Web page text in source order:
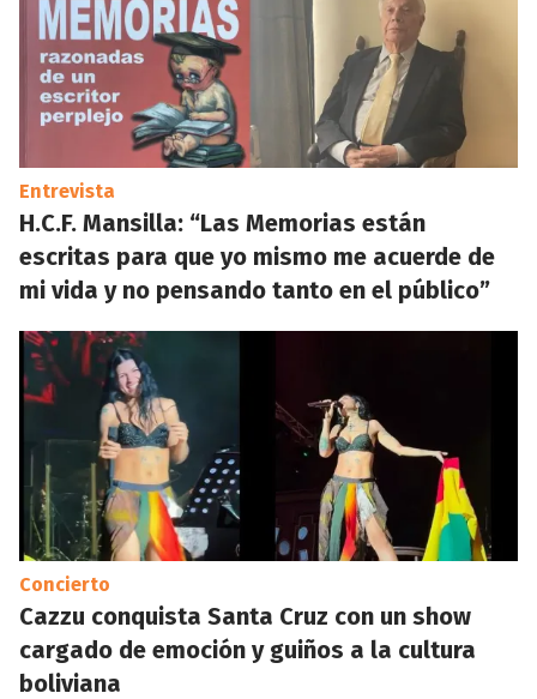
Entrevista
H.C.F. Mansilla: “Las Memorias están
escritas para que yo mismo me acuerde de
mi vida y no pensando tanto en el público”
Concierto
Cazzu conquista Santa Cruz con un show
cargado de emoción y guiños a la cultura
boliviana